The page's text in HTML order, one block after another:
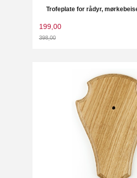
Trofeplate for rådyr,
199,00
398,00